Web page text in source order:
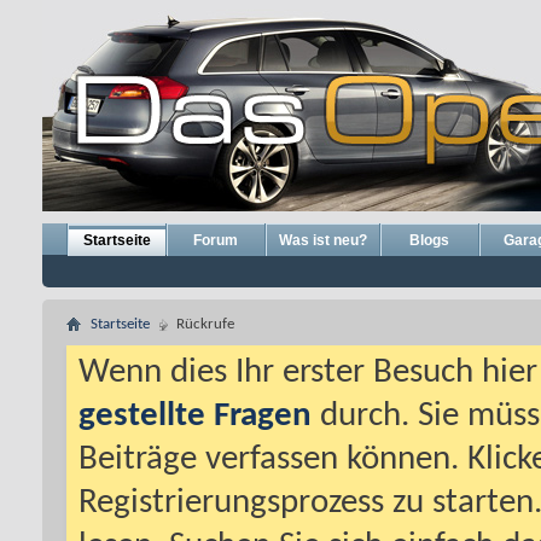
Startseite Forum Was ist neu? Blogs
Startseite Rückrufe
Wenn dies Ihr erster Besuch
gestellte Fragen durch. Sie
Beiträge verfassen können.
Registrierungsprozess zu